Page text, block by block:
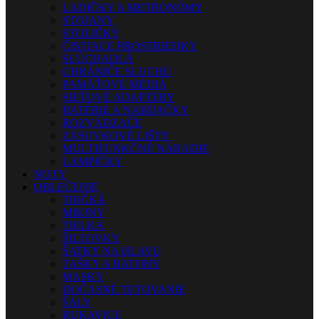
LADIČKY A METRONÓMY
STOJANY
STOLIČKY
ČISTIACE PROSTRIEDKY
SLÚCHADLÁ
CHRÁNIČE SLUCHU
PAMÄŤOVÉ MÉDIÁ
SIEŤOVÉ ADAPTÉRY
BATÉRIE A NABÍJAČKY
ROZVÁDZAČE
ZÁSUVKOVÉ LIŠTY
MULTIFUNKČNÉ NÁRADIE
LAMPIČKY
NOTY
OBLEČENIE
TRIČKÁ
MIKINY
TIELKA
ŠILTOVKY
ŠATKY NA HLAVU
TAŠKY A BATOHY
MASKY
DOČASNÉ TETOVANIE
ŠÁLY
RUKAVICE